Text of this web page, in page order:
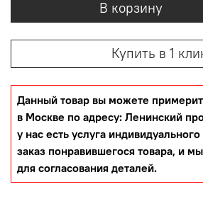
В корзину
Купить в 1
Данный товар вы можете
в Москве по адресу: Ленинский
у нас есть услуга
заказ понравившегося товара, и
для согласования деталей.